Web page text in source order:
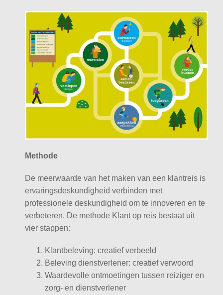
Methode
De meerwaarde van het maken van een klantreis is
ervaringsdeskundigheid verbinden met
professionele deskundigheid om te innoveren en te
verbeteren. De methode Klant op reis bestaat uit
vier stappen:
Klantbeleving: creatief verbeeld
Beleving dienstverlener: creatief verwoord
Waardevolle ontmoetingen tussen reiziger en
zorg- en dienstverlener